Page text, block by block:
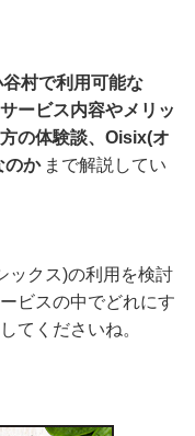
村で利用可能な
ービス内容やメリッ
の体験談、Oisix(オ
のか まで解説してい
ックス)の利用を検討
ビスの中でどれにす
てくださいね。